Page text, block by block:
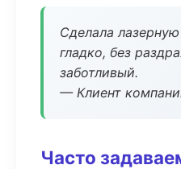
Сделала
гладко, без
заботливый.
— Клиент
Часто